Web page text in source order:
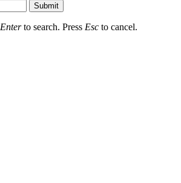
Submit
Enterto search. Press Esc to cancel.